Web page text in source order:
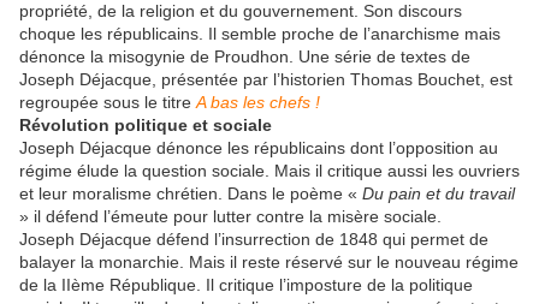
propriété, de la religion et du gouvernement. Son discours
choque les républicains. Il semble proche de l’anarchisme mais
dénonce la misogynie de Proudhon. Une série de textes de
Joseph Déjacque, présentée par l’historien Thomas Bouchet, est
regroupée sous le titre A bas les chefs !
Révolution politique et sociale
Joseph Déjacque dénonce les républicains dont l’opposition au
régime élude la question sociale. Mais il critique aussi les ouvriers
et leur moralisme chrétien. Dans le poème « Du pain et du travail
» il défend l’émeute pour lutter contre la misère sociale.
Joseph Déjacque défend l’insurrection de 1848 qui permet de
balayer la monarchie. Mais il reste réservé sur le nouveau régime
de la IIème République. Il critique l’imposture de la politique